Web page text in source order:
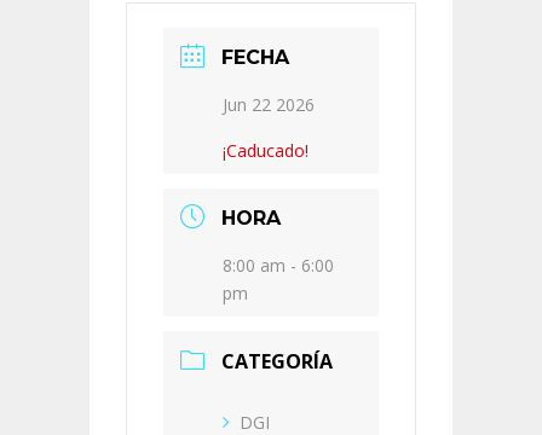
FECHA
Jun 22 2026
¡Caducado!
HORA
8:00 am - 6:00
pm
CATEGORÍA
DGI